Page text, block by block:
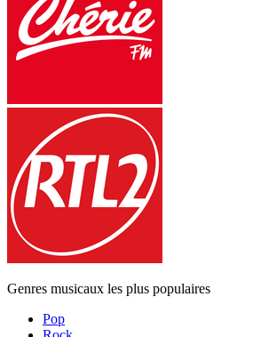
Genres musicaux les plus populaires
Pop